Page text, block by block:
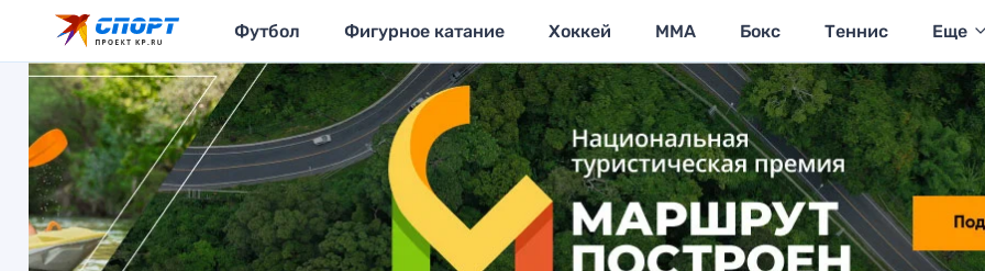
Футбол Фигурное катание Хоккей MMA Бокс Теннис Еще